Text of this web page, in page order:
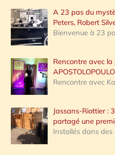
A 23 pas du
Peters, Robert
Bienvenue à 23
Rencontre avec
Rencontre avec
Jassans-Riottier :
partagé une
Installés dans